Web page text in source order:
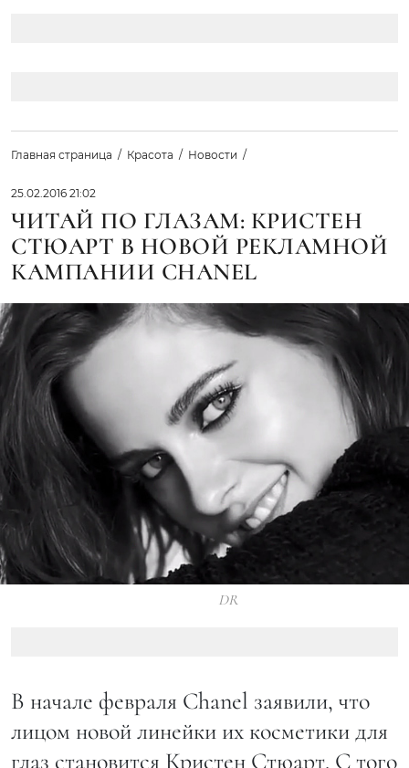
Главная страница Красота Новости
25.02.2016 21:02
ЧИТАЙ ПО ГЛАЗАМ: КРИСТЕН
СТЮАРТ В НОВОЙ РЕКЛАМНОЙ
КАМПАНИИ CHANEL
DR
В начале февраля Chanel заявили, что
лицом новой линейки их косметики для
глаз становится Кристен Стюарт. С того